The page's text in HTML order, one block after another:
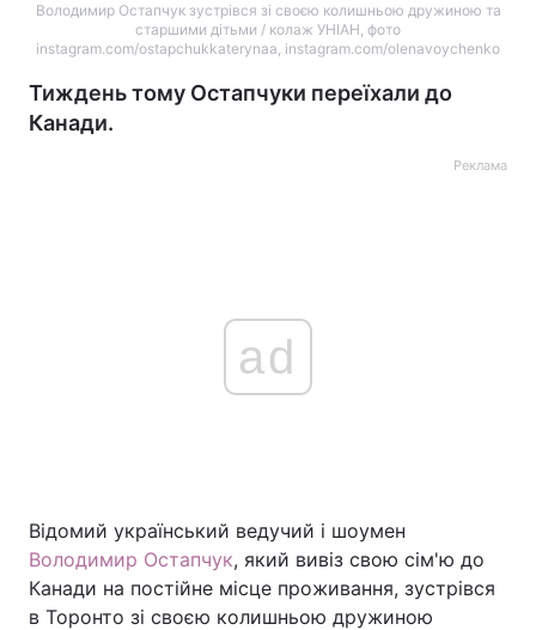
Політика
Економіка Світ
Володимир Остапчук зустрівся зі своєю колишньою дружиною та
старшими дітьми / колаж УНІАН, фото
instagram.com/ostapchukkaterynaa, instagram.com/olenavoychenko
Тиждень тому Остапчуки переїхали до
Канади.
Реклама
ad
Відомий український ведучий і шоумен
Володимир Остапчук, який вивіз свою сім'ю до
Канади на постійне місце проживання, зустрівся
в Торонто зі своєю колишньою дружиною